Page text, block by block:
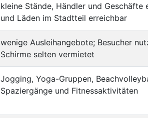
kleine Stände, Händler und
und Läden im Stadtteil erreichbar
wenige Ausleihangebote; Besucher
Schirme selten vermietet
Jogging, Yoga-Gruppen,
Spaziergänge und Fitnessaktivitäten